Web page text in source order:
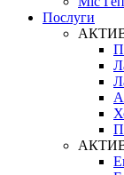
Послуги